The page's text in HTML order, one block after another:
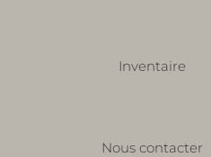
Inventaire
Nous contacter